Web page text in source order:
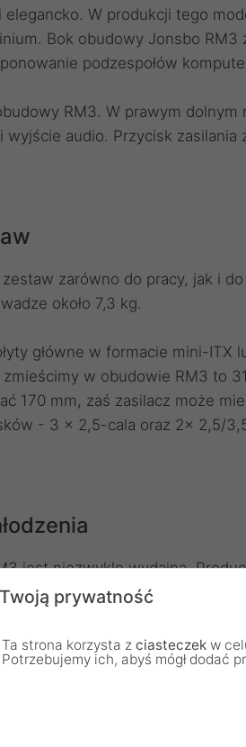
W produkcji tego
Bok obudowy Jonsbo RM3
podzespołów
RM3. W prawym dolnym
audio. Przycisk zasilania
zarówno do pracy, jak i
około 7,3 kg.
główne w formacie mini-ITX
w obudowie RM3 to
170 mm, zaś zasilacz może
- 3 x 2,5-cala oraz 2x 2,5/
jest niezwykle wydajna.
140 mm na górze obudowy,
dole obudowy znajdziemy filtr
prywatność
Ta strona korzysta z ciasteczek w
Potrzebujemy ich, abyś mógł dodać